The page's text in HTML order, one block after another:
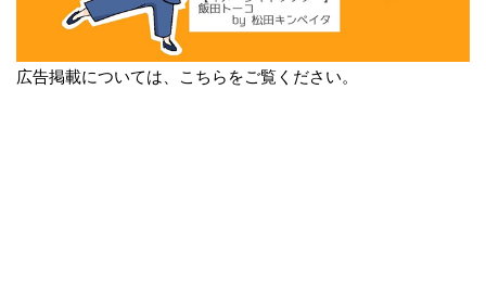
広告掲載については、こちらをご覧ください。